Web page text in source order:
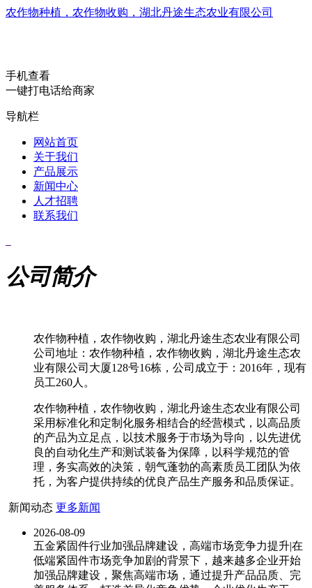
农作物种植，农作物收购，湖北丹途生态农业有限公司
手机查看
一键打电话给商家
导航栏
网站首页
关于我们
产品展示
新闻中心
人才招聘
联系我们
公司简介
农作物种植，农作物收购，湖北丹途生态农业有限公司
公司地址：农作物种植，农作物收购，湖北丹途生态农
业有限公司大厦128号16栋，公司成立于：2016年，现有
员工260人。
农作物种植，农作物收购，湖北丹途生态农业有限公司
采用标准化和定制化服务相结合的经营模式，以高品质
的产品为立足点，以技术服务于市场为导向，以先进优
良的自动化生产和测试装备为保障，以科学规范的管
理，务实高效的决策，朝气蓬勃的高素质员工团队为依
托，为客户提供持续的优良产品生产服务和品质保证。
新闻动态 更多新闻
2026-08-09
五金紧固件行业加强品牌建设，高端市场竞争力提升|在
低端紧固件市场竞争加剧的背景下，越来越多企业开始
加强品牌建设，聚焦高端市场，通过提升产品品质、完